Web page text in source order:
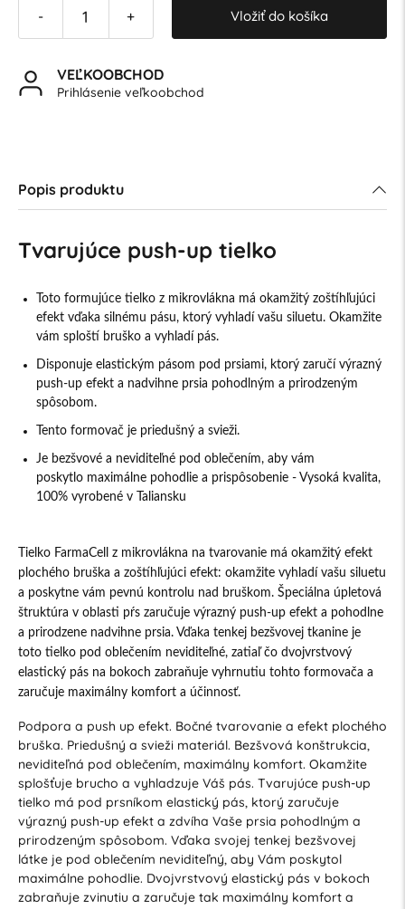
- + Vložiť do košíka
VEĽKOOBCHOD
Prihlásenie veľkoobchod
Popis produktu
Tvarujúce push-up tielko
Toto formujúce tielko z mikrovlákna má okamžitý zoštíhľujúci
efekt vďaka silnému pásu, ktorý vyhladí vašu siluetu. Okamžite
vám sploští bruško a vyhladí pás.
Disponuje elastickým pásom pod prsiami, ktorý zaručí výrazný
push-up efekt a nadvihne prsia pohodlným a prirodzeným
spôsobom.
Tento formovač je priedušný a svieži.
Je bezšvové a neviditeľné pod oblečením, aby vám
poskytlo maximálne pohodlie a prispôsobenie - Vysoká kvalita,
100% vyrobené v Taliansku
Tielko FarmaCell z mikrovlákna na tvarovanie má okamžitý efekt
plochého bruška a zoštíhľujúci efekt: okamžite vyhladí vašu siluetu
a poskytne vám pevnú kontrolu nad bruškom. Špeciálna úpletová
štruktúra v oblasti pŕs zaručuje výrazný push-up efekt a pohodlne
a prirodzene nadvihne prsia. Vďaka tenkej bezšvovej tkanine je
toto tielko pod oblečením neviditeľné, zatiaľ čo dvojvrstvový
elastický pás na bokoch zabraňuje vyhrnutiu tohto formovača a
zaručuje maximálny komfort a účinnosť.
Podpora a push up efekt. Bočné tvarovanie a efekt plochého
bruška. Priedušný a svieži materiál. Bezšvová konštrukcia,
neviditeľná pod oblečením, maximálny komfort. Okamžite
splošťuje brucho a vyhladzuje Váš pás. Tvarujúce push-up
tielko má pod prsníkom elastický pás, ktorý zaručuje
výrazný push-up efekt a zdvíha Vaše prsia pohodlným a
prirodzeným spôsobom. Vďaka svojej tenkej bezšvovej
látke je pod oblečením neviditeľný, aby Vám poskytol
maximálne pohodlie. Dvojvrstvový elastický pás v bokoch
zabraňuje zvinutiu a zaručuje tak maximálny komfort a